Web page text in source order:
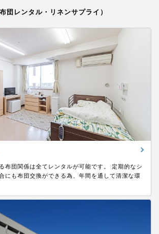
布団レンタル・リネンサプライ）
布団関係は全てレンタルが可能です。 定期的なシ
にも布団交換ができる為、年間を通して清潔な環